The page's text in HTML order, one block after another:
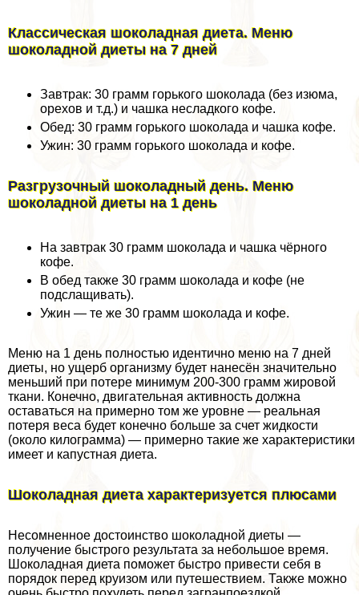
Классическая шоколадная диета. Меню
шоколадной диеты на 7 дней
Завтpaк: 30 грамм горького шоколада (без изюма,
орехов и т.д.) и чашка несладкого кофе.
Обед: 30 грамм горького шоколада и чашка кофе.
Ужин: 30 грамм горького шоколада и кофе.
Разгрузочный шоколадный день. Меню
шоколадной диеты на 1 день
На завтpaк 30 грамм шоколада и чашка чёрного
кофе.
В обед также 30 грамм шоколада и кофе (не
подслащивать).
Ужин — те же 30 грамм шоколада и кофе.
Меню на 1 день полностью идентично меню на 7 дней
диеты, но ущерб организму будет нанесён значительно
меньший при потере минимум 200-300 грамм жировой
ткани. Конечно, двигательная активность должна
оставаться на примерно том же уровне — реальная
потеря веса будет конечно больше за счет жидкости
(около килограмма) — примерно такие же хаpaктеристики
имеет и капустная диета.
Шоколадная диета хаpaктеризуется плюсами
Несомненное достоинство шоколадной диеты —
получение быстрого результата за небольшое время.
Шоколадная диета поможет быстро привести себя в
порядок перед круизом или путешествием. Также можно